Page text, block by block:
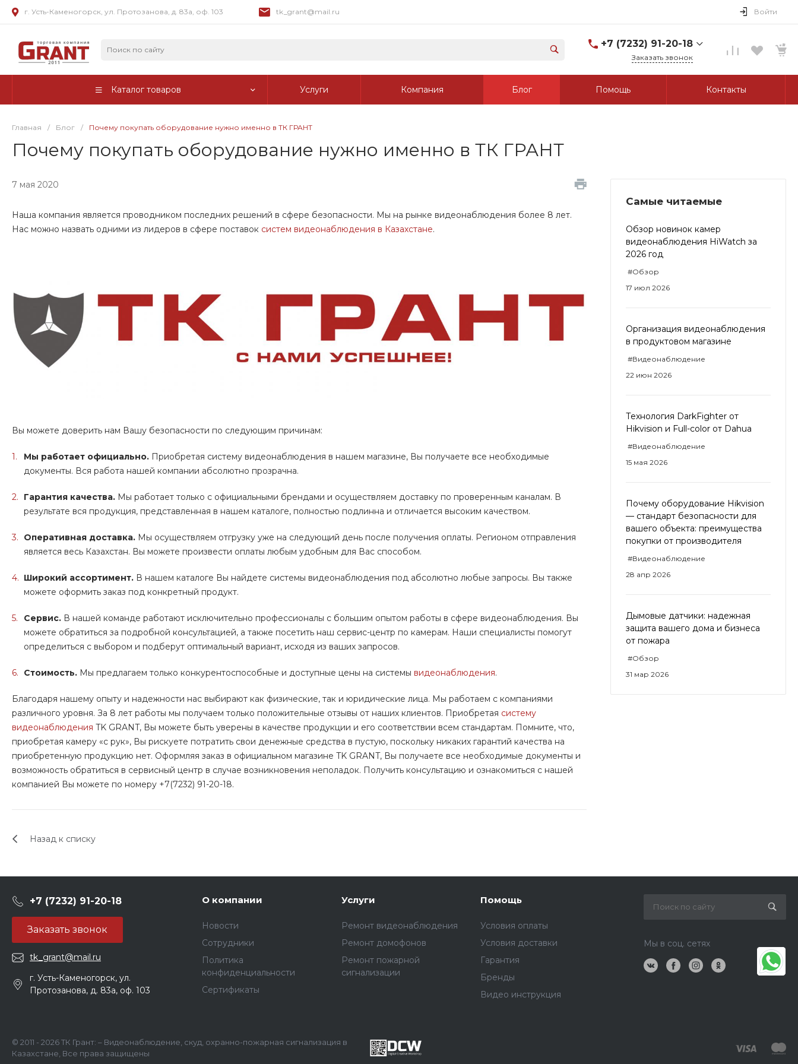
г. Усть-Каменогорск, ул. Протозанова, д. 83а, оф. 103 tk_grant@mail.ru Войти
+7 (7232) 91-20-18
г. Усть-Каменогорск, ул.
Заказать звонок
Каталог товаров Услуги Компания Блог Помощь Контакты
Главная / Блог / Почему покупать оборудование нужно именно в ТК ГРАНТ
Почему покупать оборудование нужно именно в ТК ГРАНТ
Самые читаемые
Обзор новинок камер
видеонаблюдения HiWatch за
2026 год
#Обзор
17 июл 2026
Организация видеонаблюдения
в продуктовом магазине
#Видеонаблюдение
22 июн 2026
Технология DarkFighter от
Hikvision и Full-color от Dahua
#Видеонаблюдение
15 мая 2026
Почему оборудование Hikvision
— стандарт безопасности для
вашего объекта: преимущества
покупки от производителя
#Видеонаблюдение
28 апр 2026
Дымовые датчики: надежная
защита вашего дома и бизнеса
от пожара
#Обзор
31 мар 2026
7 мая 2020
Наша компания является проводником последних решений в сфере безопасности. Мы на рынке видеонаблюдения более 8 лет.
Нас можно назвать одними из лидеров в сфере поставок систем видеонаблюдения в Казахстане.
Вы можете доверить нам Вашу безопасности по следующим причинам:
Мы работает официально. Приобретая систему видеонаблюдения в нашем магазине, Вы получаете все необходимые
документы. Вся работа нашей компании абсолютно прозрачна.
Гарантия качества. Мы работает только с официальными брендами и осуществляем доставку по проверенным каналам. В
результате вся продукция, представленная в нашем каталоге, полностью подлинна и отличается высоким качеством.
Оперативная доставка. Мы осуществляем отгрузку уже на следующий день после получения оплаты. Регионом отправления
является весь Казахстан. Вы можете произвести оплаты любым удобным для Вас способом.
Широкий ассортимент. В нашем каталоге Вы найдете системы видеонаблюдения под абсолютно любые запросы. Вы также
можете оформить заказ под конкретный продукт.
Сервис. В нашей команде работают исключительно профессионалы с большим опытом работы в сфере видеонаблюдения. Вы
можете обратиться за подробной консультацией, а также посетить наш сервис-центр по камерам. Наши специалисты помогут
определиться с выбором и подберут оптимальный вариант, исходя из ваших запросов.
Стоимость. Мы предлагаем только конкурентоспособные и доступные цены на системы видеонаблюдения.
Благодаря нашему опыту и надежности нас выбирают как физические, так и юридические лица. Мы работаем с компаниями
различного уровня. За 8 лет работы мы получаем только положительные отзывы от наших клиентов. Приобретая систему
видеонаблюдения TK GRANT, Вы можете быть уверены в качестве продукции и его соответствии всем стандартам. Помните, что,
приобретая камеру «с рук», Вы рискуете потратить свои денежные средства в пустую, поскольку никаких гарантий качества на
приобретенную продукцию нет. Оформляя заказ в официальном магазине TK GRANT, Вы получаете все необходимые документы и
возможность обратиться в сервисный центр в случае возникновения неполадок. Получить консультацию и ознакомиться с нашей
компанией Вы можете по номеру +7(7232) 91-20-18.
Назад к списку
+7 (7232) 91-20-18
Заказать звонок
tk_grant@mail.ru
г. Усть-Каменогорск, ул.
Протозанова, д. 83а, оф. 103
О компании
Новости
Сотрудники
Политика
конфиденциальности
Сертификаты
Услуги
Ремонт видеонаблюдения
Ремонт домофонов
Ремонт пожарной
сигнализации
Помощь
Условия оплаты
Условия доставки
Гарантия
Бренды
Видео инструкция
Мы в соц. сетях
© 2011 - 2026 ТК Грант: – Видеонаблюдение, скуд, охранно-пожарная сигнализация в
Казахстане, Все права защищены